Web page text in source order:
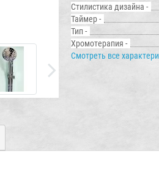
Стилистика дизайна -
Таймер -
Тип -
Хромотерапия -
Смотреть все